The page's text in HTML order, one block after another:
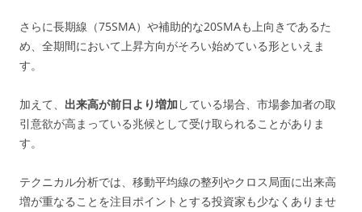
さらに長期線（75SMA）や補助的な20SMAも上向きであるた
め、全期間において上昇方向がそろい始めている形といえま
す。
加えて、 出来高が前日より増加 している場合、市場参加者の取
引意欲が高まっている兆候として受け取られることがありま
す。
テクニカル分析では、移動平均線の整列やクロス局面に出来高
増が重なることを注目ポイントとする投資家も少なくありませ